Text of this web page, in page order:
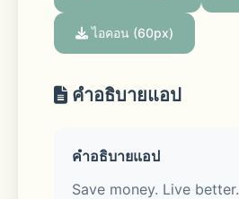
ไอคอน (60px)
คำอธิบายแอป
คำอธิบายแอป
Save money. Live better.